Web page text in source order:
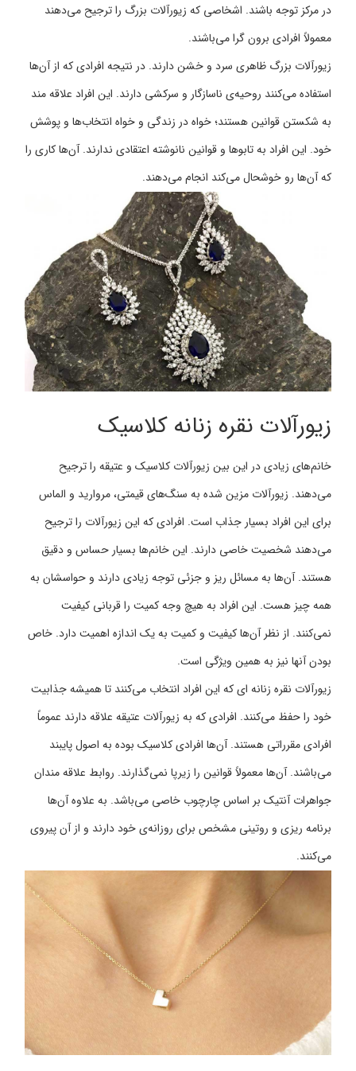
در مرکز توجه باشند. اشخاصی که زیورآلات بزرگ را ترجیح می‌دهند
معمولاً افرادی برون گرا می‌باشند.
زیورآلات بزرگ ظاهری سرد و خشن دارند. در نتیجه افرادی که از آن‌ها
استفاده می‌کنند روحیه‌ی ناسازگار و سرکشی دارند. این افراد علاقه مند
به شکستن قوانین هستند؛ خواه در زندگی و خواه انتخاب‌ها و پوشش
خود. این افراد به تابوها و قوانین نانوشته اعتقادی ندارند. آن‌ها کاری را
که آن‌ها رو خوشحال می‌کند انجام می‌دهند.
زیورآلات نقره زنانه کلاسیک
خانم‌های زیادی در این بین زیورآلات کلاسیک و عتیقه را ترجیح
می‌دهند. زیورآلات مزین شده به سنگ‌های قیمتی، مروارید و الماس
برای این افراد بسیار جذاب است. افرادی که این زیورآلات را ترجیح
می‌دهند شخصیت خاصی دارند. این خانم‌ها بسیار حساس و دقیق
هستند. آن‌ها به مسائل ریز و جزئی توجه زیادی دارند و حواسشان به
همه چیز هست. این افراد به هیچ وجه کمیت را قربانی کیفیت
نمی‌کنند. از نظر آن‌ها کیفیت و کمیت به یک اندازه اهمیت دارد. خاص
بودن آنها نیز به همین ویژگی است.
زیورآلات نقره زنانه ای که این افراد انتخاب می‌کنند تا همیشه جذابیت
خود را حفظ می‌کنند. افرادی که به زیورآلات عتیقه علاقه دارند عموماً
افرادی مقرراتی هستند. آن‌ها افرادی کلاسیک بوده به اصول پایبند
می‌باشند. آن‌ها معمولاً قوانین را زیرپا نمی‌گذارند. روابط علاقه مندان
جواهرات آنتیک بر اساس چارچوب خاصی می‌باشد. به علاوه آن‌ها
برنامه ریزی و روتینی مشخص برای روزانه‌ی خود دارند و از آن پیروی
می‌کنند.